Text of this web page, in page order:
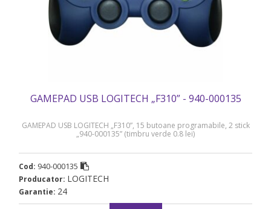
GAMEPAD USB LOGITECH „F310” - 940-000135
GAMEPAD USB LOGITECH „F310”, 15 butoane programabile, 2 stick
„940-000135” (timbru verde 0.8 lei)
Cod: 940-000135
Producator: LOGITECH
Garantie: 24